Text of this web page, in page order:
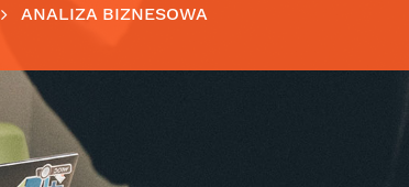
ANALIZA BIZNESOWA